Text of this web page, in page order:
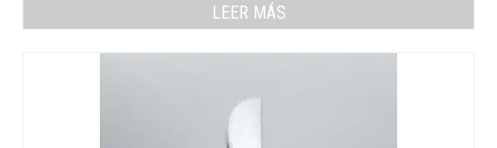
LEER MÁS